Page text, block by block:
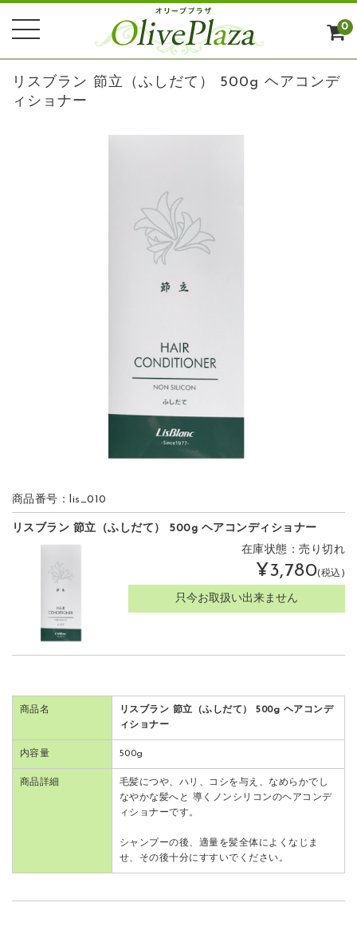
0
リスブラン 節立（ふしだて） 500g ヘアコンデ
ィショナー
商品番号：lis_010
リスブラン 節立（ふしだて） 500g ヘアコンディショナー
在庫状態：売り切れ
¥3,780(税込)
只今お取扱い出来ません
商品名
リスブラン 節立（ふしだて） 500g ヘアコンデ
ィショナー
内容量 500g
商品詳細
毛髪につや、ハリ、コシを与え、なめらかでし
なやかな髪へと 導くノンシリコンのヘアコンデ
ィショナーです。
シャンプーの後、適量を髪全体によくなじま
せ、その後十分にすすいでください。